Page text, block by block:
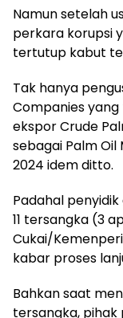
Namun setelah
perkara korupsi
tertutup kabut
Tak hanya
Companies
ekspor Crude
sebagai Palm Oil
2024 idem ditto.
Padahal
11 tersangka (3
Cukai/
kabar proses
Bahkan saat
tersangka,